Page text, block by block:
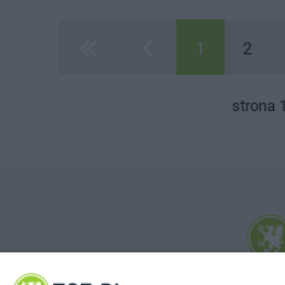
1 2
strona
© 2001-2026 Tczew - TCZ.PL Sp. z o.o.